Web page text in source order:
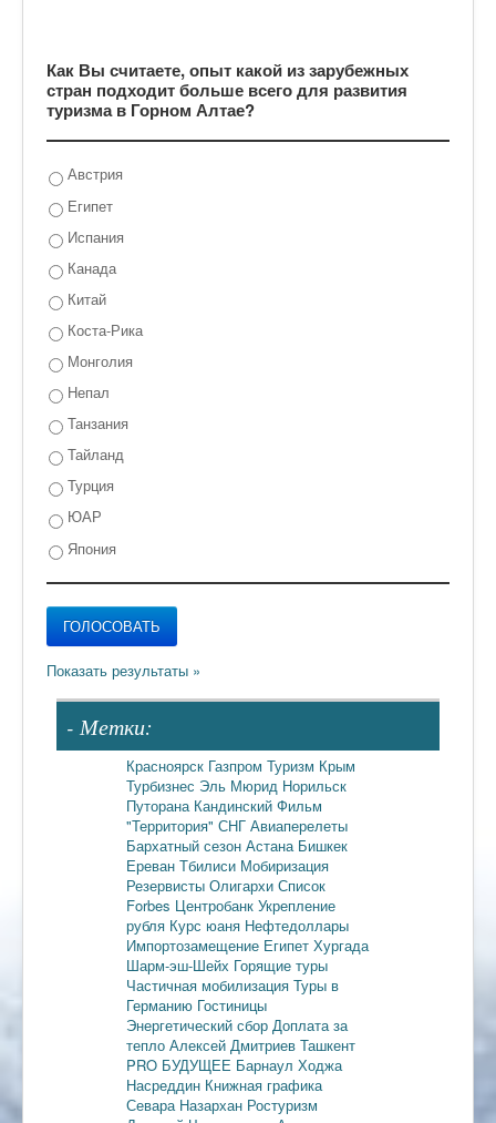
Как Вы считаете, опыт какой из зарубежных
стран подходит больше всего для развития
туризма в Горном Алтае?
Австрия
Египет
Испания
Канада
Китай
Коста-Рика
Монголия
Непал
Танзания
Тайланд
Турция
ЮАР
Япония
- Метки:
Красноярск Газпром Туризм Крым
Турбизнес Эль Мюрид Норильск
Путорана Кандинский Фильм
"Территория" СНГ Авиаперелеты
Бархатный сезон Астана Бишкек
Ереван Тбилиси Мобиризация
Резервисты Олигархи Список
Forbes Центробанк Укрепление
рубля Курс юаня Нефтедоллары
Импортозамещение Египет Хургада
Шарм-эш-Шейх Горящие туры
Частичная мобилизация Туры в
Германию Гостиницы
Энергетический сбор Доплата за
тепло Алексей Дмитриев Ташкент
PRO БУДУЩЕЕ Барнаул Ходжа
Насреддин Книжная графика
Севара Назархан Ростуризм